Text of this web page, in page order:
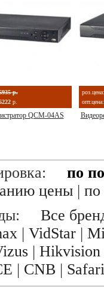
р.
р.
QCM-04AS
роз.цена:
опт.цена:
по
цены |
Все
| VidStar |
| Hikvision
| CNB | Safari